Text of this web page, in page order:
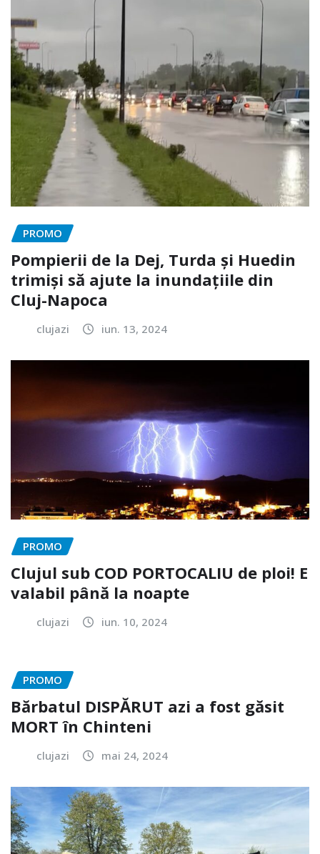
PROMO
Pompierii de la Dej, Turda și Huedin
trimiși să ajute la inundațiile din
Cluj-Napoca
clujazi iun. 13, 2024
PROMO
Clujul sub COD PORTOCALIU de ploi! E
valabil până la noapte
clujazi iun. 10, 2024
PROMO
Bărbatul DISPĂRUT azi a fost găsit
MORT în Chinteni
clujazi mai 24, 2024